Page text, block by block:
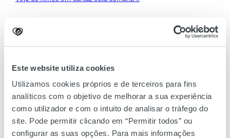
Este website utiliza cookies
Utilizamos cookies próprios e de terceiros para fins
analíticos com o objetivo de melhorar a sua experiência
como utilizador e com o intuito de analisar o tráfego do
site. Pode permitir clicando em “Permitir todos” ou
configurar as suas opções. Para mais informações